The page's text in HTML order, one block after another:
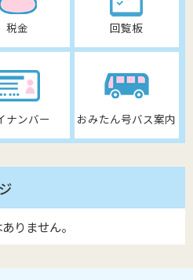
税金 回覧板
ナンバー おみたん号バス案内
りません。